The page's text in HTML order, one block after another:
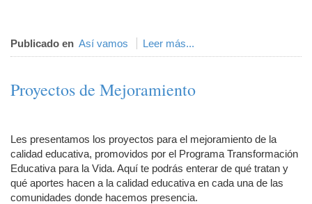
Publicado en Así vamos Leer más...
Proyectos de Mejoramiento
Les presentamos los proyectos para el mejoramiento de la
calidad educativa, promovidos por el Programa Transformación
Educativa para la Vida. Aquí te podrás enterar de qué tratan y
qué aportes hacen a la calidad educativa en cada una de las
comunidades donde hacemos presencia.​